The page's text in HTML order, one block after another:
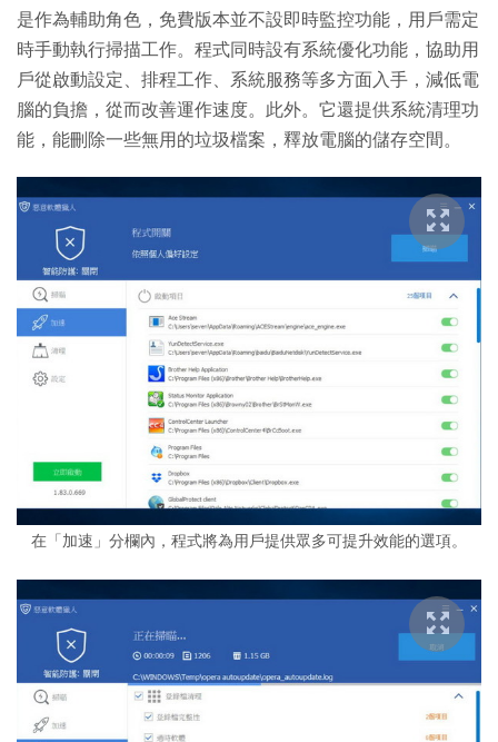
是作為輔助角色，免費版本並不設即時監控功能，用戶需定
時手動執行掃描工作。程式同時設有系統優化功能，協助用
戶從啟動設定、排程工作、系統服務等多方面入手，減低電
腦的負擔，從而改善運作速度。此外。它還提供系統清理功
能，能刪除一些無用的垃圾檔案，釋放電腦的儲存空間。
在「加速」分欄內，程式將為用戶提供眾多可提升效能的選項。